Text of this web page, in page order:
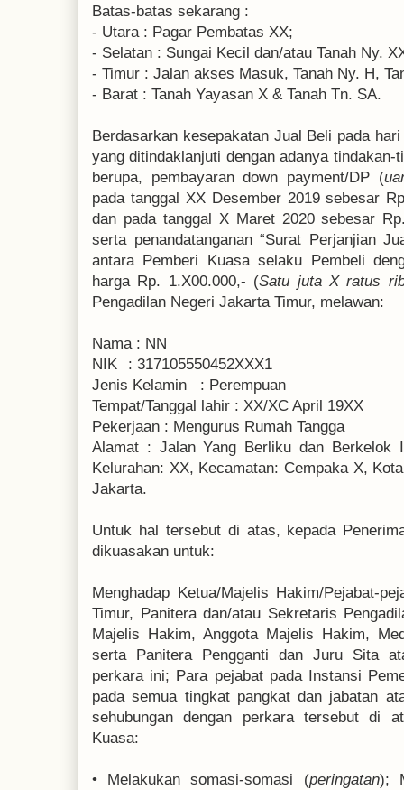
Batas-batas sekarang :
- Utara : Pagar Pembatas XX;
- Selatan : Sungai Kecil dan/atau Tanah Ny.
- Timur : Jalan akses Masuk, Tanah Ny. H,
- Barat : Tanah Yayasan X & Tanah Tn. SA.
Berdasarkan kesepakatan Jual Beli pada
yang ditindaklanjuti dengan adanya tindakan-
berupa, pembayaran down payment/DP (
pada tanggal XX Desember 2019 sebesar
dan pada tanggal X Maret 2020 sebesar
serta penandatanganan “Surat Perjanjian
antara Pemberi Kuasa selaku Pembeli
harga Rp. 1.X00.000,- (Satu juta X ratus
Pengadilan Negeri Jakarta Timur, melawan:
Nama : NN
NIK
: 317105550452XXX1
Jenis Kelamin
: Perempuan
Tempat/Tanggal lahir : XX/XC April 19XX
Pekerjaan : Mengurus Rumah Tangga
Alamat : Jalan Yang Berliku dan Berkelok
Kelurahan: XX, Kecamatan: Cempaka X,
Jakarta.
Untuk hal tersebut di atas, kepada
dikuasakan untuk:
Menghadap Ketua/Majelis Hakim/Pejabat-
Timur, Panitera dan/atau Sekretaris
Majelis Hakim, Anggota Majelis Hakim,
serta Panitera Pengganti dan Juru Sita
perkara ini; Para pejabat pada Instansi
pada semua tingkat pangkat dan jabatan
sehubungan dengan perkara tersebut di
Kuasa:
• Melakukan somasi-somasi (peringatan);